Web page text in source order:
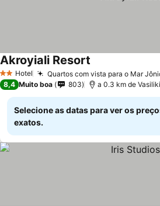
2 Estrelas
Hotel Quartos com vista para o Mar
Akroyiali Resort
8,4 Muito boa 803 a 0.3 km de Vasiliki
Selecione as datas para ver os
exatos.